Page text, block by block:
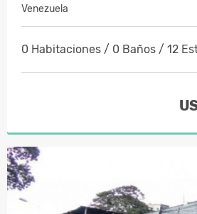
Venezuela
0 Habitaciones / 0 Baños / 12